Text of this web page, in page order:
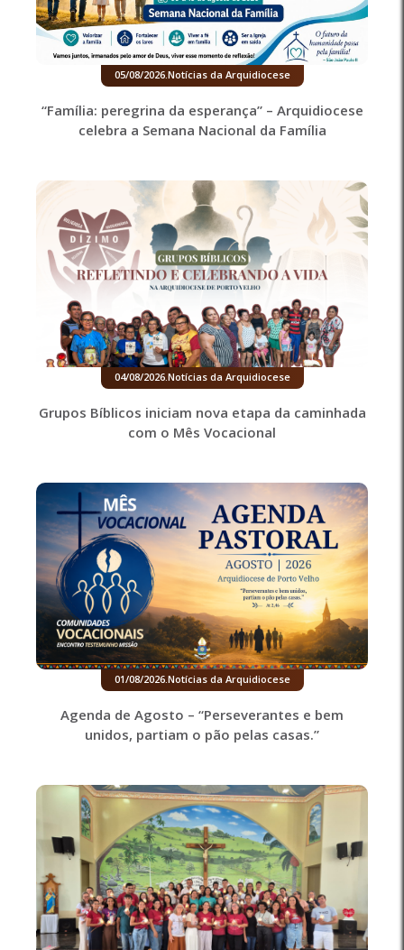
05/08/2026.Notícias da Arquidiocese
“Família: peregrina da esperança” – Arquidiocese
celebra a Semana Nacional da Família
04/08/2026.Notícias da Arquidiocese
Grupos Bíblicos iniciam nova etapa da caminhada
com o Mês Vocacional
01/08/2026.Notícias da Arquidiocese
Agenda de Agosto – “Perseverantes e bem
unidos, partiam o pão pelas casas.”